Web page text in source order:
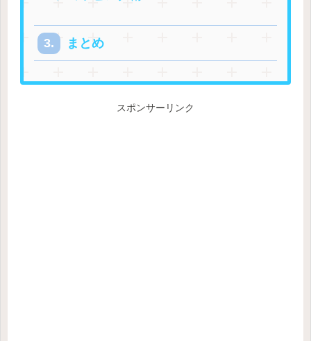
まとめ
スポンサーリンク